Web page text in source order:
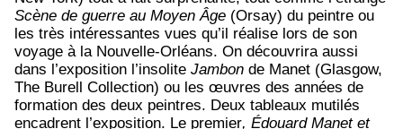
Scène de guerre au Moyen Âge (Orsay) du peintre ou
les très intéressantes vues qu’il réalise lors de son
voyage à la Nouvelle-Orléans. On découvrira aussi
dans l’exposition l’insolite Jambon de Manet (Glasgow,
The Burell Collection) ou les œuvres des années de
formation des deux peintres. Deux tableaux mutilés
encadrent l’exposition. Le premier, Édouard Manet et